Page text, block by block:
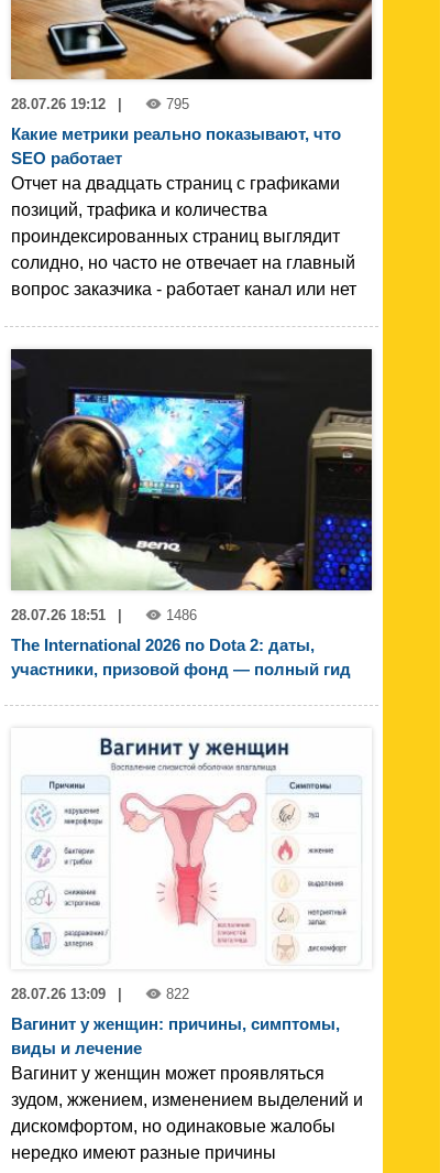
28.07.26 19:12 795
Какие метрики реально показывают, что
SEO работает
Отчет на двадцать страниц с графиками
позиций, трафика и количества
проиндексированных страниц выглядит
солидно, но часто не отвечает на главный
вопрос заказчика - работает канал или нет
28.07.26 18:51 1486
The International 2026 по Dota 2: даты,
участники, призовой фонд — полный гид
28.07.26 13:09 | 822
Вагинит у женщин: причины, симптомы,
виды и лечение
Вагинит у женщин может проявляться
зудом, жжением, изменением выделений и
дискомфортом, но одинаковые жалобы
нередко имеют разные причины